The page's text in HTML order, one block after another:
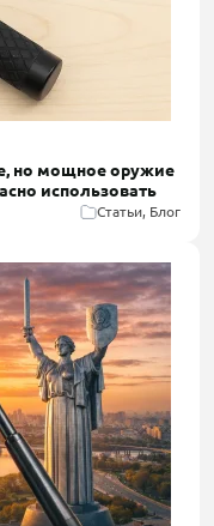
но мощное оружие
использовать
Статьи, Блог